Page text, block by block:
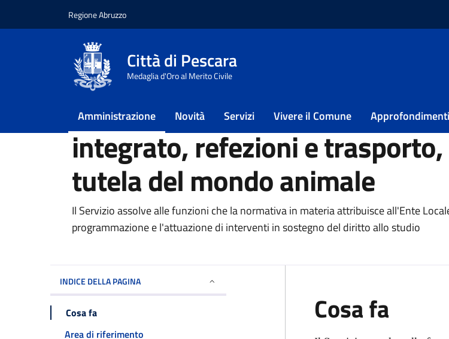
Regione Abruzzo
Città di Pescara
Medaglia d'Oro al Merito Civile
Amministrazione Novità Servizi Vivere il Comune Approfondimenti
Home / Amministrazione / Servizio sistema educativo integrato, refezioni e trasporto,
Servizio sistema educativo
integrato, refezioni e trasporto,
tutela del mondo animale
Il Servizio assolve alle funzioni che la normativa in materia attribuisce all'Ente
programmazione e l'attuazione di interventi in sostegno del diritto allo studio
INDICE DELLA PAGINA
Cosa fa
Area di riferimento
Cosa fa